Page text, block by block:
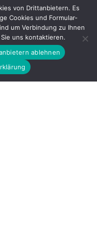
von Drittanbietern. Es
Cookies und Formular-
um Verbindung zu Ihnen
uns kontaktieren.
ablehnen